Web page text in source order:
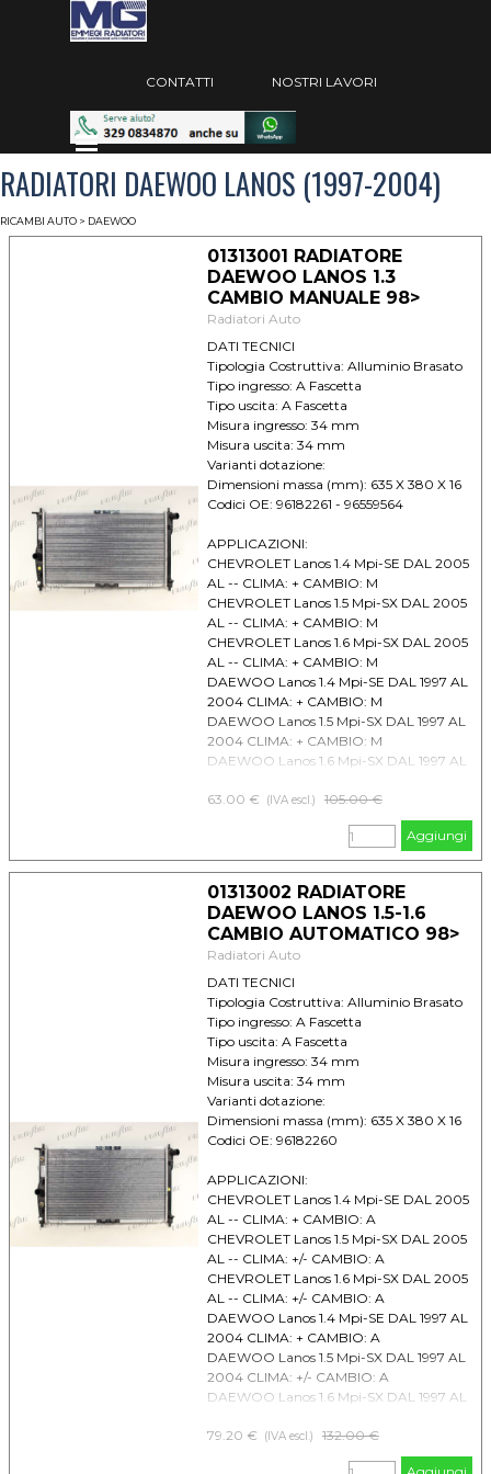
Vai ai contenuti
Salta menù
CONTATTI NOSTRI LAVORI
Salta menù
RADIATORI DAEWOO LANOS (1997-2004)
RICAMBI AUTO > DAEWOO
01313001 RADIATORE
DAEWOO LANOS 1.3
CAMBIO MANUALE 98>
Radiatori Auto
DATI TECNICI
Tipologia Costruttiva: Alluminio Brasato
Tipo ingresso: A Fascetta
Tipo uscita: A Fascetta
Misura ingresso: 34 mm
Misura uscita: 34 mm
Varianti dotazione:
Dimensioni massa (mm): 635 X 380 X 16
Codici OE: 96182261 - 96559564
APPLICAZIONI:
CHEVROLET Lanos 1.4 Mpi-SE DAL 2005
AL -- CLIMA: + CAMBIO: M
CHEVROLET Lanos 1.5 Mpi-SX DAL 2005
AL -- CLIMA: + CAMBIO: M
CHEVROLET Lanos 1.6 Mpi-SX DAL 2005
AL -- CLIMA: + CAMBIO: M
DAEWOO Lanos 1.4 Mpi-SE DAL 1997 AL
2004 CLIMA: + CAMBIO: M
DAEWOO Lanos 1.5 Mpi-SX DAL 1997 AL
2004 CLIMA: + CAMBIO: M
DAEWOO Lanos 1.6 Mpi-SX DAL 1997 AL
63.00 €
(IVA escl.) Prezzo senza sconto
105.00 €
Aggiungi
01313002 RADIATORE
DAEWOO LANOS 1.5-1.6
CAMBIO AUTOMATICO 98>
Radiatori Auto
DATI TECNICI
Tipologia Costruttiva: Alluminio Brasato
Tipo ingresso: A Fascetta
Tipo uscita: A Fascetta
Misura ingresso: 34 mm
Misura uscita: 34 mm
Varianti dotazione:
Dimensioni massa (mm): 635 X 380 X 16
Codici OE: 96182260
APPLICAZIONI:
CHEVROLET Lanos 1.4 Mpi-SE DAL 2005
AL -- CLIMA: + CAMBIO: A
CHEVROLET Lanos 1.5 Mpi-SX DAL 2005
AL -- CLIMA: +/- CAMBIO: A
CHEVROLET Lanos 1.6 Mpi-SX DAL 2005
AL -- CLIMA: +/- CAMBIO: A
DAEWOO Lanos 1.4 Mpi-SE DAL 1997 AL
2004 CLIMA: + CAMBIO: A
DAEWOO Lanos 1.5 Mpi-SX DAL 1997 AL
2004 CLIMA: +/- CAMBIO: A
DAEWOO Lanos 1.6 Mpi-SX DAL 1997 AL
79.20 €
(IVA escl.) Prezzo senza sconto
132.00 €